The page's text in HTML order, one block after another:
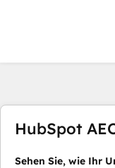
HubSpot
Sehen Sie, wie Ihr